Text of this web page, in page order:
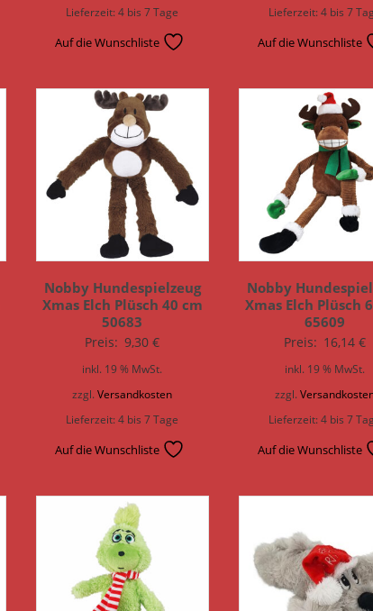
Lieferzeit:4 bis 7 Tage
Auf die Wunschliste
Lieferzeit:4 bis 7
Auf die Wunschliste
Nobby Hundespielzeug
Xmas Elch Plüsch 40 cm
50683
Preis: 9,30€
inkl. 19 % MwSt.
zzgl.Versandkosten
Lieferzeit:4 bis 7 Tage
Auf die Wunschliste
Nobby
Xmas Elch Plüsch
65609
Preis: 16,14€
inkl. 19 % MwSt.
zzgl.
Lieferzeit:4 bis 7
Auf die Wunschliste